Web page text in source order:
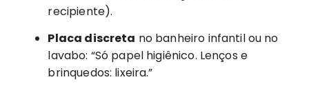
recipiente).
Placa discreta no banheiro infantil ou no
lavabo: “Só papel higiênico. Lenços e
brinquedos: lixeira.”